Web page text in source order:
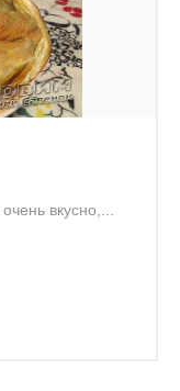
вкусно,...